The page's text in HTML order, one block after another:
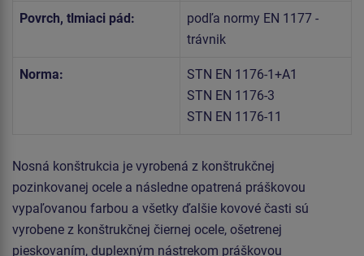
Povrch, tlmiaci pád:
podľa normy EN 1177 -
trávnik
Norma:
STN EN 1176-1+A1
STN EN 1176-3
STN EN 1176-11
Nosná konštrukcia je vyrobená z konštrukčnej
pozinkovanej ocele a následne opatrená práškovou
vypaľovanou farbou a všetky ďalšie kovové časti sú
vyrobene z konštrukčnej čiernej ocele, ošetrenej
pieskovaním, duplexným nástrekom práškovou